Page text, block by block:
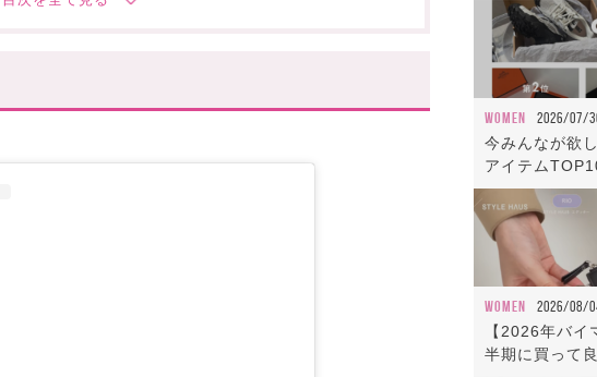
WOMEN 2026/07/
今みんなが欲
アイテム
WOMEN 2026/08/
【2026年バ
半期に買って